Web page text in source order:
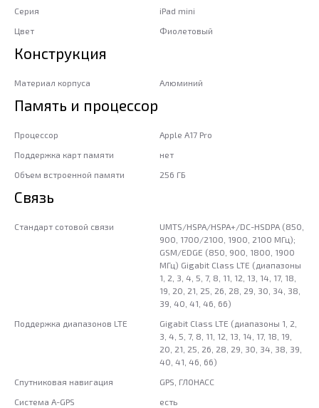
Серия
iPad mini
Цвет
Фиолетовый
Конструкция
Материал корпуса Алюминий
Память и процессор
Процессор
Apple A17 Pro
Поддержка карт памяти
нет
Объем встроенной памяти
256 ГБ
Связь
Стандарт сотовой связи
UMTS/HSPA/​HSPA+/DC-HSDPA (850,
900, 1700/2100, 1900, 2100 МГц);
GSM/EDGE (850, 900, 1800, 1900
МГц) Gigabit Class LTE (диапазоны
1, 2, 3, 4, 5, 7, 8, 11, 12, 13, 14, 17, 18,
19, 20, 21, 25, 26, 28, 29, 30, 34, 38,
39, 40, 41, 46, 66)
Поддержка диапазонов LTE
Gigabit Class LTE (диапазоны 1, 2,
3, 4, 5, 7, 8, 11, 12, 13, 14, 17, 18, 19,
20, 21, 25, 26, 28, 29, 30, 34, 38, 39,
40, 41, 46, 66)
Спутниковая навигация
GPS, ГЛОНАСС
Система A-GPS
есть